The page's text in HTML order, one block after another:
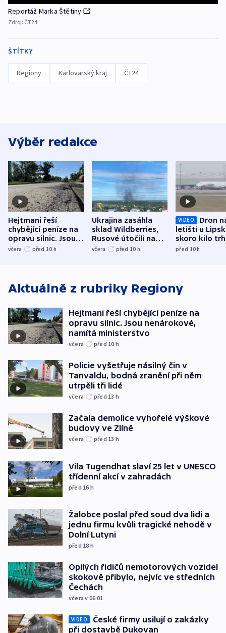
Reportáž Marka Štětiny
Zdroj: ČT24
ŠTÍTKY
Regiony Karlovarský kraj ČT24
Výběr redakce
Hejtmani řeší
chybějící peníze na
opravu silnic. Jsou
nenárokové, namítá
včera před 10 h
Ukrajina zasáhla
sklad Wildberries,
Rusové útočili na
trh, hasiče či
včera před 10 h
VIDEO
Dron
letišti u
skoro kilo
indicie
před 10h
Aktuálně z rubriky Regiony
Hejtmani řeší chybějící peníze na
opravu silnic. Jsou nenárokové,
namítá ministerstvo
včera před 10 h
Policie vyšetřuje násilný čin v
Tanvaldu, bodná zranění při něm
utrpěli tři lidé
včera před 13 h
Začala demolice vyhořelé výškové
budovy ve Zlíně
včera před 13 h
Vila Tugendhat slaví 25 let v UNESCO
třídenní akcí v zahradách
před 16 h
Žalobce poslal před soud dva lidi a
jednu firmu kvůli tragické nehodě v
Dolní Lutyni
před 18 h
Opilých řidičů nemotorových vozidel
skokově přibylo, nejvíc ve středních
Čechách
včera v 06:01
VIDEO
České firmy usilují o zakázky
při dostavbě Dukovan